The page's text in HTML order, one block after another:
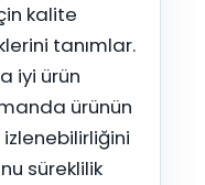
kalite
tanımlar.
iyi ürün
ürünün
süreklilik